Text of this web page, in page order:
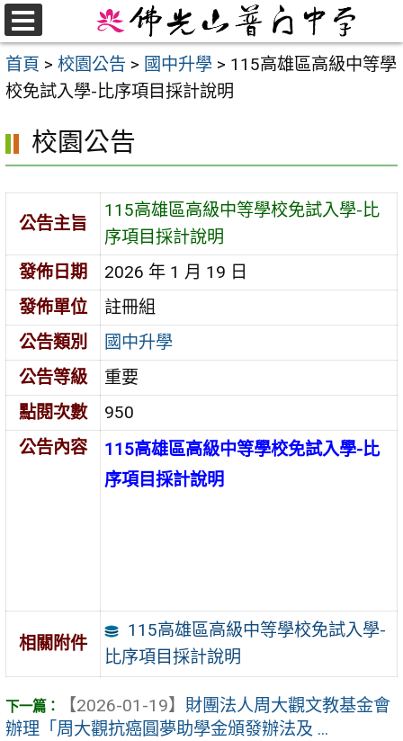
跳
至
主
要
首頁 > 校園公告 > 國中升學 > 115高雄區高級中等學
校免試入學-比序項目採計說明
校園公告
公告主旨
115高雄區高級中等學校免試入學-比
序項目採計說明
發佈日期
2026 年 1 月 19 日
發佈單位
註冊組
公告類別
國中升學
公告等級
重要
點閱次數
950
公告內容
115高雄區高級中等學校免試入學-比
序項目採計說明
相關附件
115高雄區高級中等學校免試入學-
比序項目採計說明
【2026-01-19】 財團法人周大觀文教基金會
辦理「周大觀抗癌圓夢助學金頒發辦法及 ...
選
單